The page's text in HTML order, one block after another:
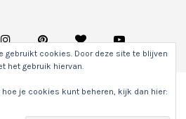
& Fairytales. Alle rechten
voorbehouden.
gebruikt cookies. Door deze site te blijven
het gebruik hiervan.
je cookies kunt beheren, kijk dan hier: